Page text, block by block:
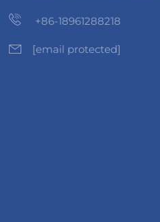
+86-18961288218
[email protected]